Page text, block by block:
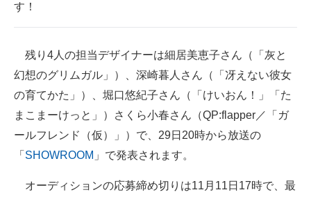
す！
残り4人の担当デザイナーは細居美恵子さん（「灰と
幻想のグリムガル」）、深崎暮人さん（「冴えない彼女
の育てかた」）、堀口悠紀子さん（「けいおん！」「た
まこまーけっと」）さくら小春さん（QP:flapper／「ガ
ールフレンド（仮）」）で、29日20時から放送の
「 SHOWROOM 」で発表されます。
オーディションの応募締め切りは11月11日17時で、最